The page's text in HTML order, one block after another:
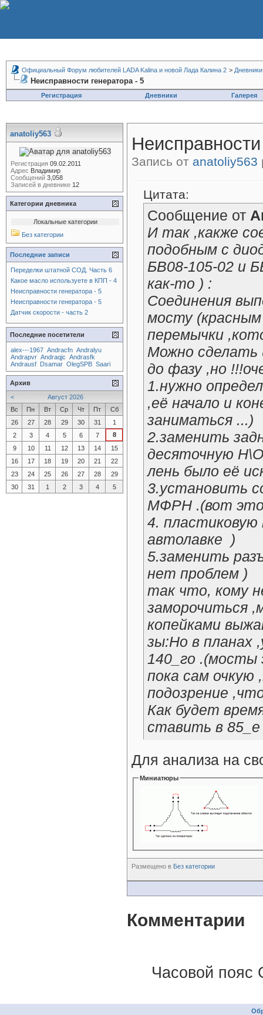
Официальный Форум любителей LADA Kalina и новой Лада Калина 2 > Дневники
Неисправности генератора - 5
Регистрация Дневники Галерея
Запись от anatoliy563
Цитата:
Сообщение от
И так ,какже
подобным с
БВ08-105-02 и
как-то ) :
Соединения
мосту (красным
перемычки
Можно сделать
до фазу ,но
1.нужно
,её начало и
заниматься ...)
2.заменить
десяточную
лень было её
3.установить
МФРН .(вот
4.
автолавке
)
5.заменить
нет проблем )
так что, кому
заморочиться
копейками
зы:Но в планах
140_го .(мосты
пока сам
подозрение
Как будет
ставить в
Для анализа на
Миниатюры
Размещено в Без категории
Комментарии
anatoliy563
Регистрация 09.02.2011
Адрес Владимир
Сообщений 3,058
Записей в дневнике 12
Категории дневника
Локальные категории
Без категории
Последние записи
Переделки штатной СОД. Часть 6
Какое масло используете в КПП - 4
Неисправности генератора - 5
Неисправности генератора - 5
Датчик скорости - часть 2
Последние посетители
alex---1967 Andracfn Andralyu
Andrapvr Andraqjc Andrasfk
Andrausf Dsamar OlegSPB Saari
Архив
<
Август 2026
Вс
Пн Вт Ср Чт Пт
Сб
26
27 28 29 30 31
1
2
3 4 5 6 7
8
9
10 11 12 13 14
15
16
17 18 19 20 21
22
23
24 25 26 27 28
29
30
31 1 2 3 4 5
Часовой пояс